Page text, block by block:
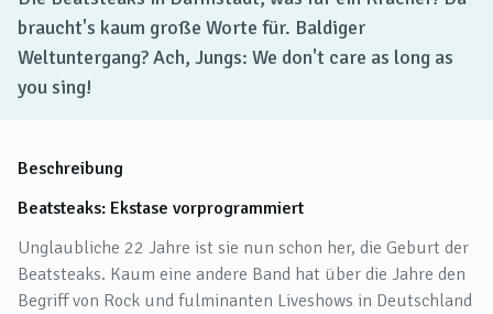
braucht's kaum große Worte für. Baldiger
Weltuntergang? Ach, Jungs: We don't care as long as
you sing!
Beschreibung
Beatsteaks: Ekstase vorprogrammiert
Unglaubliche 22 Jahre ist sie nun schon her, die Geburt der
Beatsteaks. Kaum eine andere Band hat über die Jahre den
Begriff von Rock und fulminanten Liveshows in Deutschland